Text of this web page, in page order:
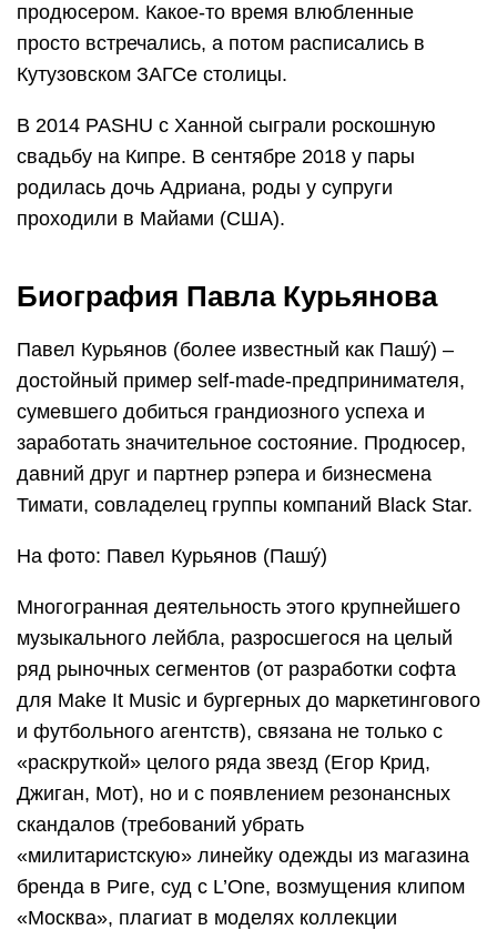
продюсером. Какое-то время влюбленные
просто встречались, а потом расписались в
Кутузовском ЗАГСе столицы.
В 2014 PASHU с Ханной сыграли роскошную
свадьбу на Кипре. В сентябре 2018 у пары
родилась дочь Адриана, роды у супруги
проходили в Майами (США).
Биография Павла Курьянова
Павел Курьянов (более известный как Пашý) –
достойный пример self-made-предпринимателя,
сумевшего добиться грандиозного успеха и
заработать значительное состояние. Продюсер,
давний друг и партнер рэпера и бизнесмена
Тимати, совладелец группы компаний Black Star.
На фото: Павел Курьянов (Пашý)
Многогранная деятельность этого крупнейшего
музыкального лейбла, разросшегося на целый
ряд рыночных сегментов (от разработки софта
для Make It Music и бургерных до маркетингового
и футбольного агентств), связана не только с
«раскруткой» целого ряда звезд (Егор Крид,
Джиган, Мот), но и с появлением резонансных
скандалов (требований убрать
«милитаристскую» линейку одежды из магазина
бренда в Риге, суд с L’One, возмущения клипом
«Москва», плагиат в моделях коллекции